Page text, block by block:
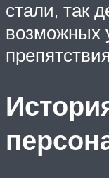
стали, так
возможных